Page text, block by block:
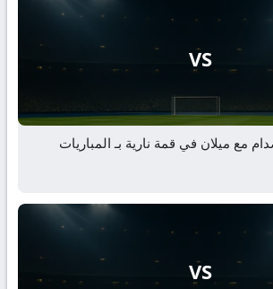
VS
مع ميلان في قمة نارية بـ المباريات
VS